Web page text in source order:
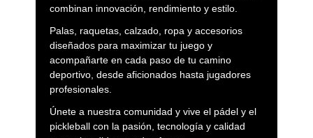
combinan innovación, rendimiento y estilo.
Palas, raquetas, calzado, ropa y accesorios
diseñados para maximizar tu juego y
acompañarte en cada paso de tu camino
deportivo, desde aficionados hasta jugadores
profesionales.
Únete a nuestra comunidad y vive el pádel y el
pickleball con la pasión, tecnología y calidad